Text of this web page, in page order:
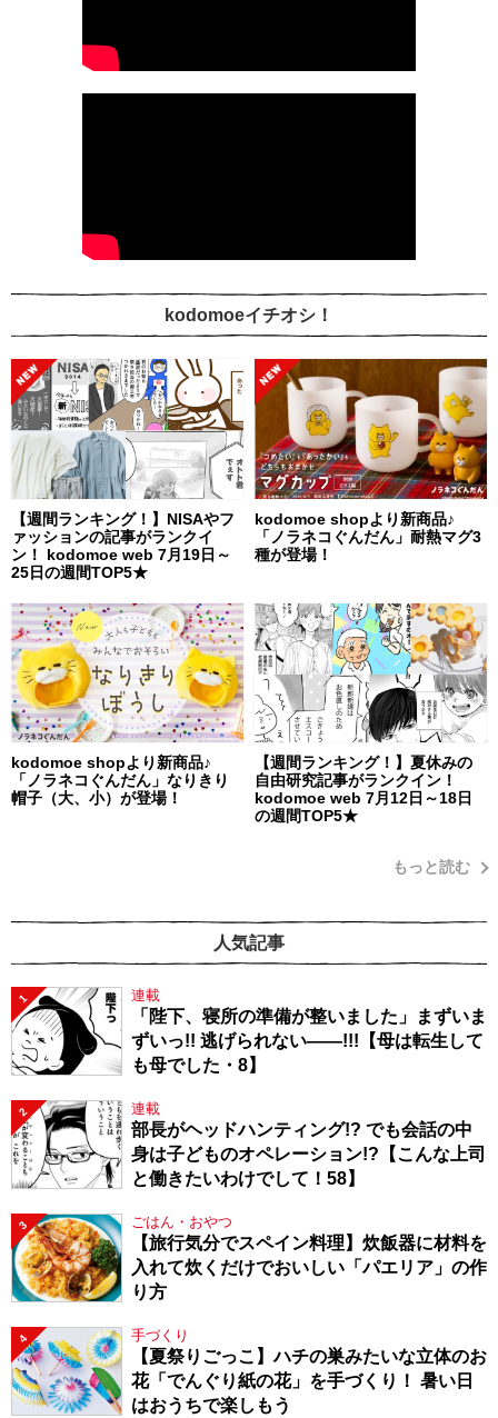
kodomoeイチオシ！
【週間ランキング！】NISAやフ
ァッションの記事がランクイ
ン！ kodomoe web 7月19日～
25日の週間TOP5★
kodomoe shopより新商品♪
「ノラネコぐんだん」耐熱マグ3
種が登場！
kodomoe shopより新商品♪
「ノラネコぐんだん」なりきり
帽子（大、小）が登場！
【週間ランキング！】夏休みの
自由研究記事がランクイン！
kodomoe web 7月12日～18日
の週間TOP5★
もっと読む
人気記事
1 連載
「陛下、寝所の準備が整いました」まずいま
ずいっ!! 逃げられない――!!!【母は転生して
も母でした・8】
2 連載
部長がヘッドハンティング!? でも会話の中
身は子どものオペレーション!?【こんな上司
と働きたいわけでして！58】
3 ごはん・おやつ
【旅行気分でスペイン料理】炊飯器に材料を
入れて炊くだけでおいしい「パエリア」の作
り方
4 手づくり
【夏祭りごっこ】ハチの巣みたいな立体のお
花「でんぐり紙の花」を手づくり！ 暑い日
はおうちで楽しもう